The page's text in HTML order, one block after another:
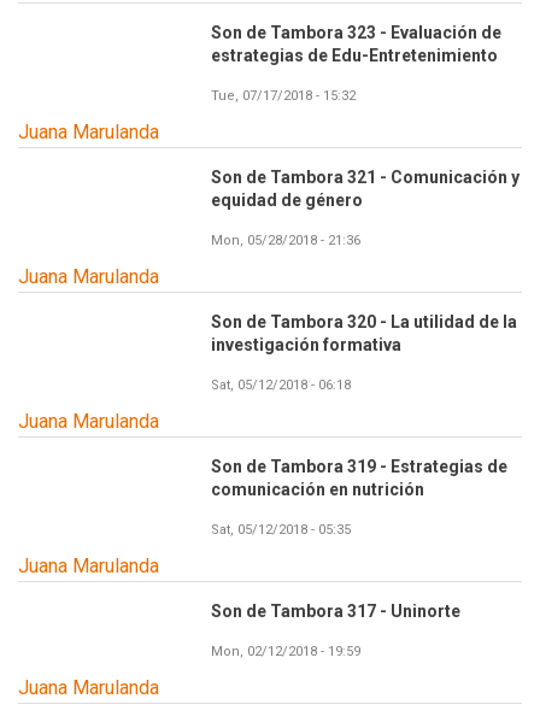
Son de Tambora 323 - Evaluación de
estrategias de Edu-Entretenimiento
Tue, 07/17/2018 - 15:32
Juana Marulanda
Son de Tambora 321 - Comunicación y
equidad de género
Mon, 05/28/2018 - 21:36
Juana Marulanda
Son de Tambora 320 - La utilidad de la
investigación formativa
Sat, 05/12/2018 - 06:18
Juana Marulanda
Son de Tambora 319 - Estrategias de
comunicación en nutrición
Sat, 05/12/2018 - 05:35
Juana Marulanda
Son de Tambora 317 - Uninorte
Mon, 02/12/2018 - 19:59
Juana Marulanda